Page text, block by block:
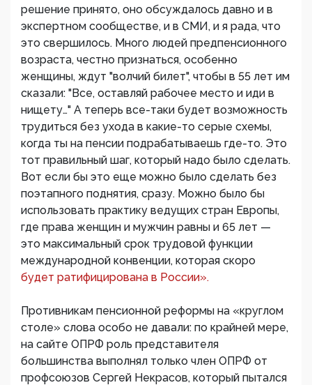
решение принято, оно обсуждалось давно и в
экспертном сообществе, и в СМИ, и я рада, что
это свершилось. Много людей предпенсионного
возраста, честно признаться, особенно
женщины, ждут "волчий билет", чтобы в 55 лет им
сказали: "Все, оставляй рабочее место и иди в
нищету…" А теперь все-таки будет возможность
трудиться без ухода в какие-то серые схемы,
когда ты на пенсии подрабатываешь где-то. Это
тот правильный шаг, который надо было сделать.
Вот если бы это еще можно было сделать без
поэтапного поднятия, сразу. Можно было бы
использовать практику ведущих стран Европы,
где права женщин и мужчин равны и 65 лет —
это максимальный срок трудовой функции
международной конвенции, которая скоро
будет ратифицирована в России».
Противникам пенсионной реформы на «круглом
столе» слова особо не давали: по крайней мере,
на сайте ОПРФ роль представителя
большинства выполнял только член ОПРФ от
профсоюзов Сергей Некрасов, который пытался